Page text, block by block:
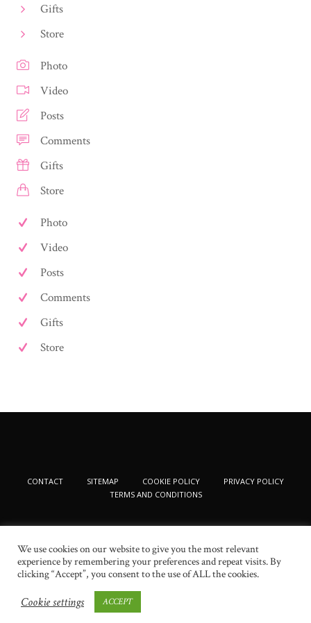
Gifts
Store
Photo
Video
Posts
Comments
Gifts
Store
Photo
Video
Posts
Comments
Gifts
Store
CONTACT SITEMAP COOKIE POLICY
PRIVACY POLICY
TERMS AND CONDITIONS
© 2024 New Beauty Fashion. All Rights Reserved
We use cookies on our website to give you the most relevant
experience by remembering your preferences and repeat visits. By
clicking “Accept”, you consent to the use of ALL the cookies.
Cookie settings ACCEPT